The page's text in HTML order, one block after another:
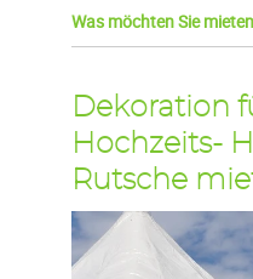
Was möchten Sie
Dekoration
Hochzeits-
Rutsche